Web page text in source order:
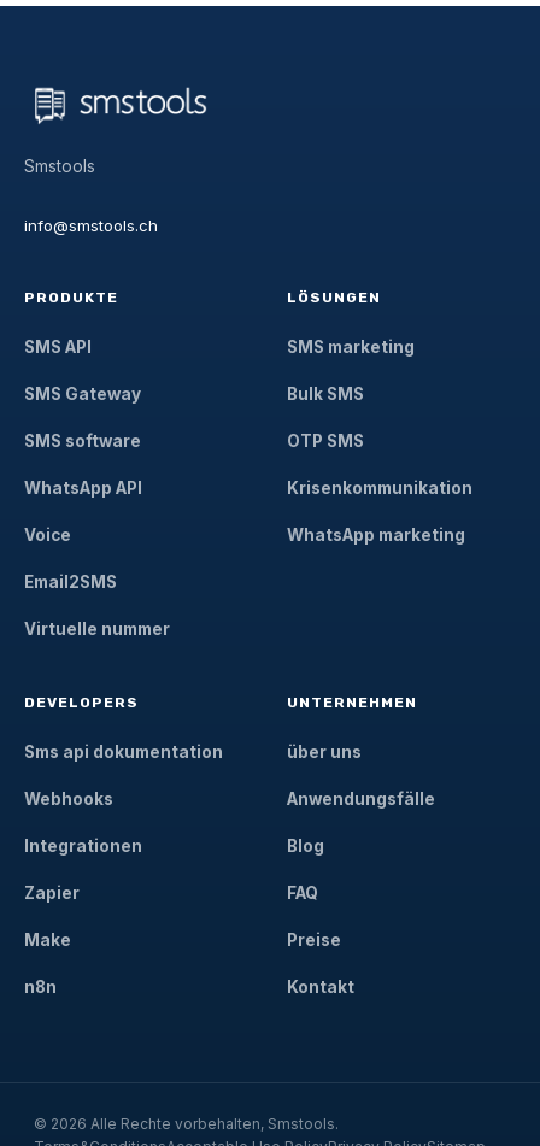
Smstools
info@smstools.ch
PRODUKTE
SMS API
SMS Gateway
SMS software
WhatsApp API
Voice
Email2SMS
Virtuelle nummer
LÖSUNGEN
SMS marketing
Bulk SMS
OTP SMS
Krisenkommunikation
WhatsApp marketing
DEVELOPERS
Sms api dokumentation
Webhooks
Integrationen
Zapier
Make
n8n
UNTERNEHMEN
über uns
Anwendungsfälle
Blog
FAQ
Preise
Kontakt
© 2026 Alle Rechte vorbehalten, Smstools.